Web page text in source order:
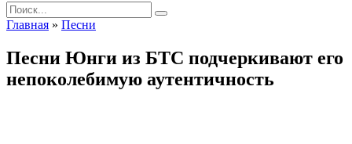
Search
for:
Главная » Песни
Песни Юнги из БТС подчеркивают его
непоколебимую аутентичность